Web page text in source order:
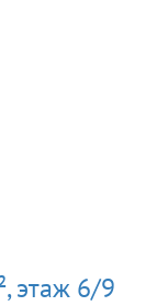
этаж 6/9